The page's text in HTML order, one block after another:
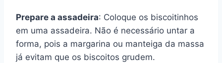
Prepare a assadeira: Coloque os biscoitinhos
em uma assadeira. Não é necessário untar a
forma, pois a margarina ou manteiga da massa
já evitam que os biscoitos grudem.